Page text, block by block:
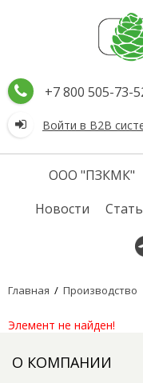
+7 800 505-73-
Войти в В2В
ООО "ПЗКМК"
Новости
Главная / Производство
Элемент не найден!
О КОМПАНИИ